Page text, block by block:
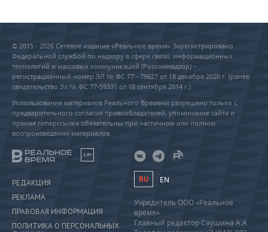
© 2015 - 2026 Сетевое издание «Реальное время» Зарегистрировано
Федеральной службой по надзору в сфере связи, информационных
технологий и массовых коммуникаций (Роскомнадзор) –
регистрационный номер ЭЛ № ФС 77 - 79627 от 18 декабря 2020 г. (ранее
свидетельство Эл № ФС 77-59331 от 18 сентября 2014 г.)
Использование материалов Реального Времени разрешено только с
предварительного согласия правообладателей, упоминание сайта и
прямая гиперссылка обязательны при частичном или полном
воспроизведении материалов.
18+
РЕДАКЦИЯ
РЕКЛАМА
ПРАВОВАЯ ИНФОРМАЦИЯ
ПОЛИТИКА О ПЕРСОНАЛЬНЫХ
RU EN
Учредитель ООО «Реальное
время»
Главный редактор Саушина А.А.